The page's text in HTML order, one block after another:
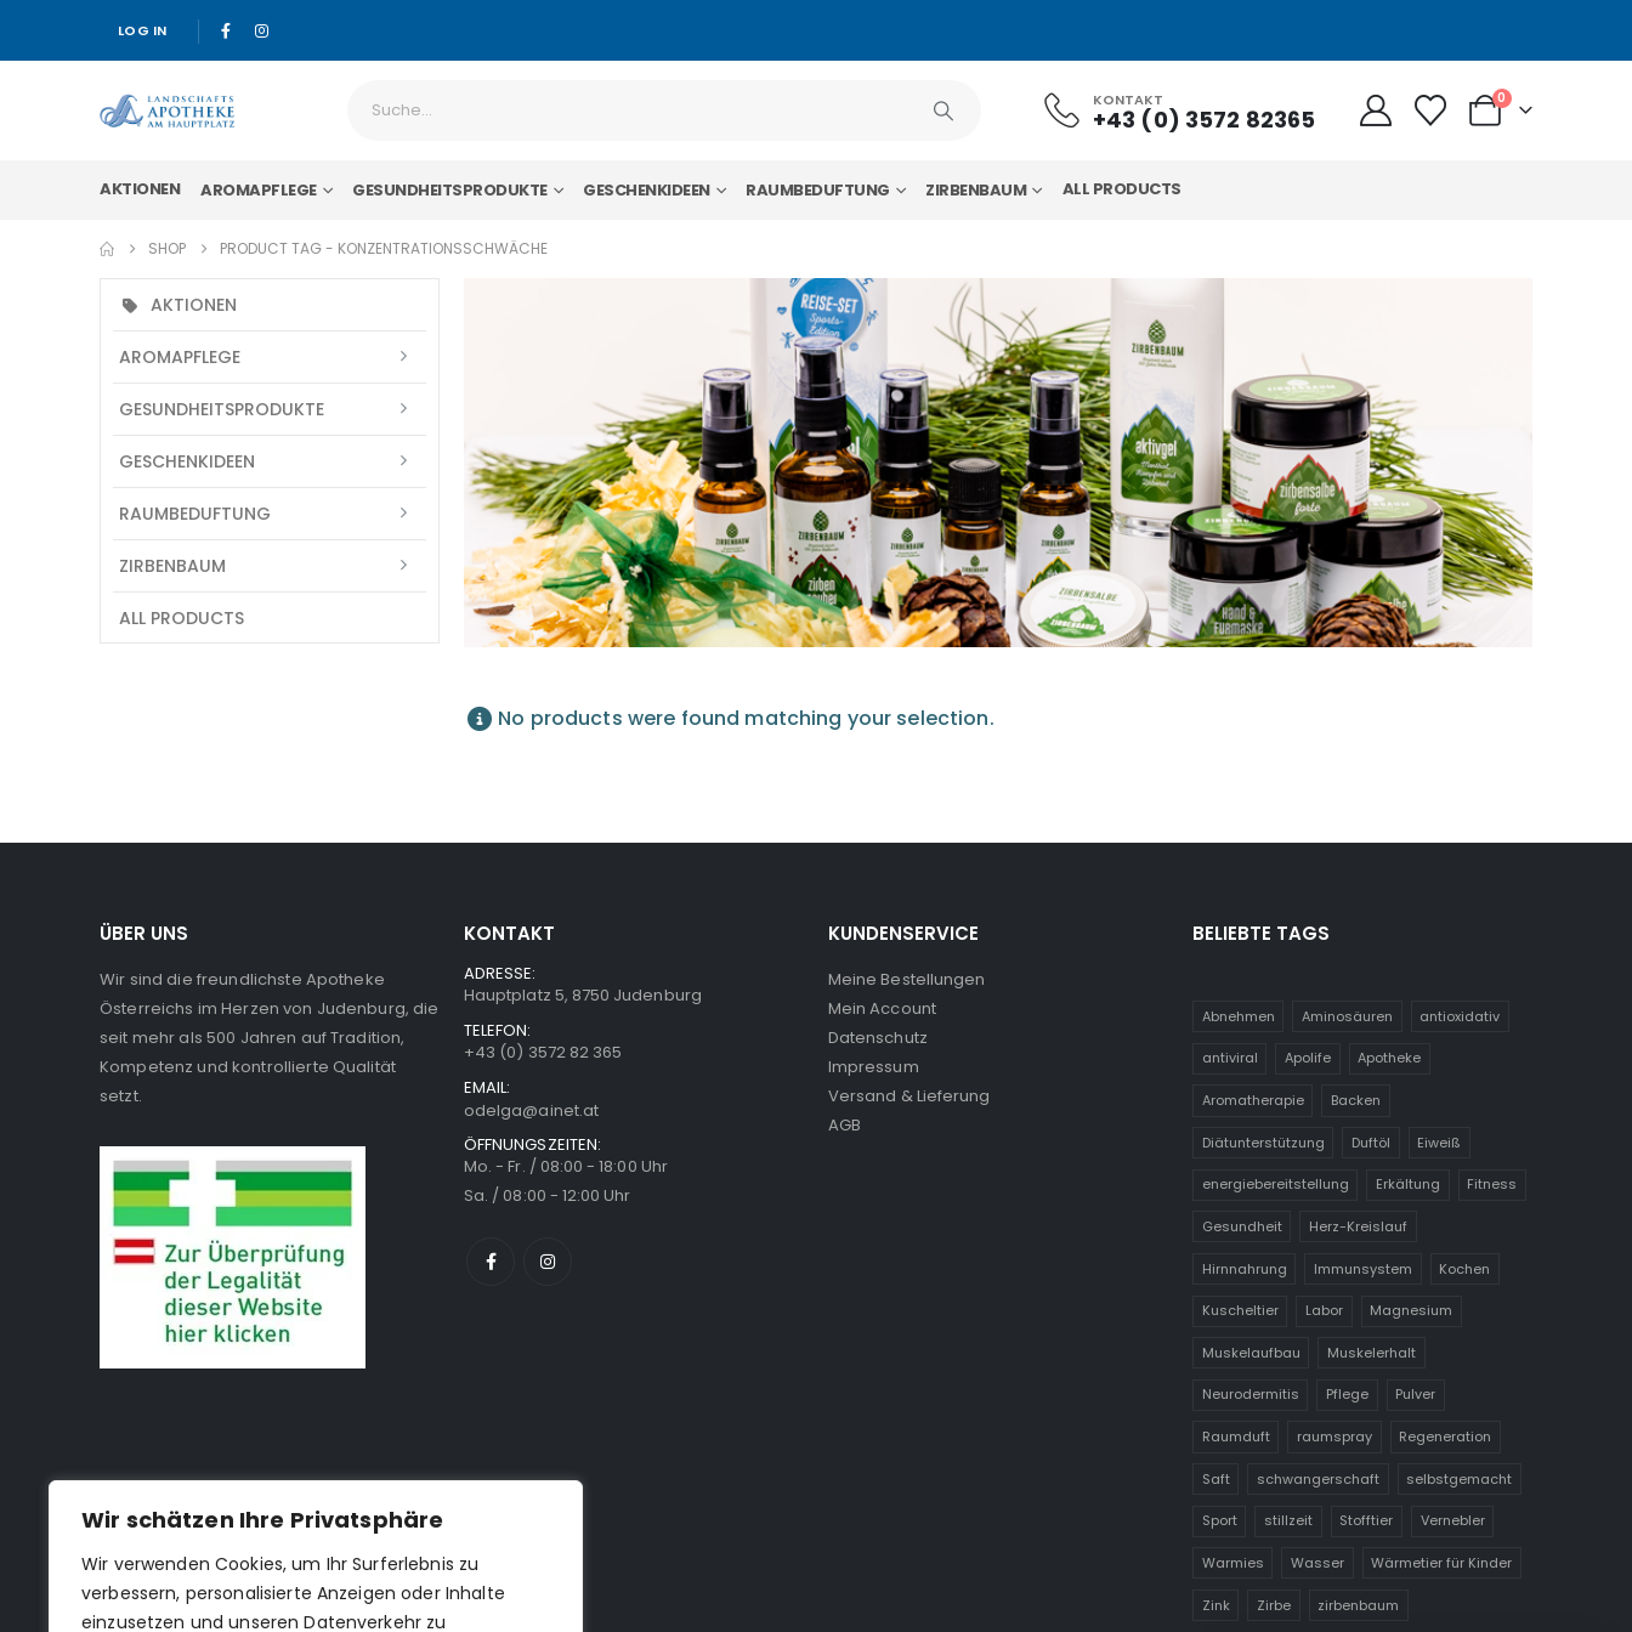
Wir schätzen Ihre Privatsphäre
Wir verwenden Cookies, um Ihr Surferlebnis zu
verbessern, personalisierte Anzeigen oder Inhalte
einzusetzen und unseren Datenverkehr zu
LOG IN
KONTAKT
+43 (0) 3572 82365
0
AKTIONEN AROMAPFLEGE GESUNDHEITSPRODUKTE GESCHENKIDEEN RAUMBEDUFTUNG ZIRBENBAUM ALL PRODUCTS
SHOP PRODUCT TAG - KONZENTRATIONSSCHWÄCHE
No products were found matching your selection.
AKTIONEN
AROMAPFLEGE
GESUNDHEITSPRODUKTE
GESCHENKIDEEN
RAUMBEDUFTUNG
ZIRBENBAUM
ALL PRODUCTS
ÜBER UNS
Wir sind die freundlichste Apotheke
Österreichs im Herzen von Judenburg, die
seit mehr als 500 Jahren auf Tradition,
Kompetenz und kontrollierte Qualität
setzt.
KONTAKT
ADRESSE:
Hauptplatz 5, 8750 Judenburg
TELEFON:
+43 (0) 3572 82 365
EMAIL:
odelga@ainet.at
ÖFFNUNGSZEITEN:
Mo. - Fr. / 08:00 - 18:00 Uhr
Sa. / 08:00 - 12:00 Uhr
KUNDENSERVICE
Meine Bestellungen
Mein Account
Datenschutz
Impressum
Versand & Lieferung
AGB
BELIEBTE TAGS
Abnehmen Aminosäuren antioxidativ
antiviral Apolife Apotheke
Aromatherapie Backen
Diätunterstützung Duftöl Eiweiß
energiebereitstellung Erkältung Fitness
Gesundheit Herz-Kreislauf
Hirnnahrung Immunsystem Kochen
Kuscheltier Labor Magnesium
Muskelaufbau Muskelerhalt
Neurodermitis Pflege Pulver
Raumduft raumspray Regeneration
Saft schwangerschaft selbstgemacht
Sport stillzeit Stofftier Vernebler
Warmies Wasser Wärmetier für Kinder
Zink Zirbe zirbenbaum